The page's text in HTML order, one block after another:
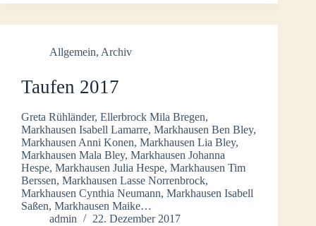
Allgemein, Archiv
Taufen 2017
Greta Rühländer, Ellerbrock Mila Bregen,
Markhausen Isabell Lamarre, Markhausen Ben Bley,
Markhausen Anni Konen, Markhausen Lia Bley,
Markhausen Mala Bley, Markhausen Johanna
Hespe, Markhausen Julia Hespe, Markhausen Tim
Berssen, Markhausen Lasse Norrenbrock,
Markhausen Cynthia Neumann, Markhausen Isabell
Saßen, Markhausen Maike…
admin
22. Dezember 2017